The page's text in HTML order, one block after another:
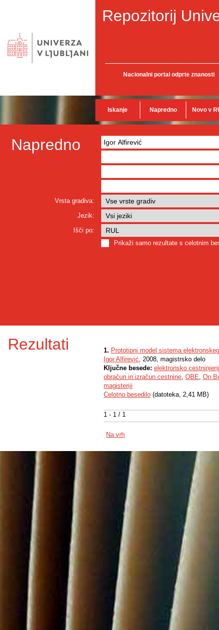
Repozitorij
Nacionalni portal odprte znanosti
Iskanje Napredno Novo v
Napredno
Vrsta gradiva:
Jezik:
Išči po:
Prikaži samo rezultate s celotnim
Rezultati
1 - 1 / 1
1. Prototipni model sistema
Igor Alfirević, 2008, magistrsko delo
Ključne besede: elektronsko
obračun in izračun cestnine, OBE, On
magisteriji
Celotno besedilo (datoteka, 2,41 MB)
Na vrh